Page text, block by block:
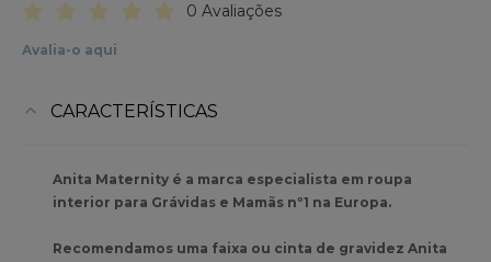
0 Avaliações
Avalia-o aqui
CARACTERÍSTICAS
Anita Maternity é a marca especialista em roupa
interior para Grávidas e Mamãs nº1 na Europa.
Recomendamos uma faixa ou cinta de gravidez Anita